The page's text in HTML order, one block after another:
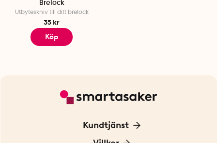
Brelock
Utbyteskniv till ditt brelock
35 kr
Köp
Kundtjänst
Kontakta oss